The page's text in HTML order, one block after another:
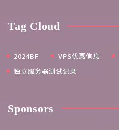
Tag Cloud
2024BF VPS优惠信息
独立服务器测试记录
Sponsors